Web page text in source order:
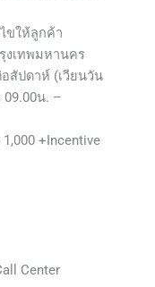
ขให้ลูกค้า
งเทพมหานคร
สัปดาห์ (เวียนวัน
09.00น. –
+Incentive
Center